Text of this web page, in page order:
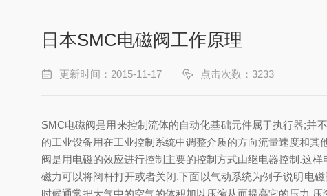
日本SMC电磁阀工作原理
更新时间：2015-11-17 点击次数：3233
SMC电磁阀是用来控制流体的自动化基础元件属于执行器;并
的工业设备用在工业控制系统中调整介质的方向流量速度和
阀是用电磁的效应进行控制主要的控制方式由继电器控制.这
磁力可以将阀杆打开或者关闭.下面以气动系统为例子说明电
时候通常把大气中的空气的体积加以压缩从而提高它的压力.